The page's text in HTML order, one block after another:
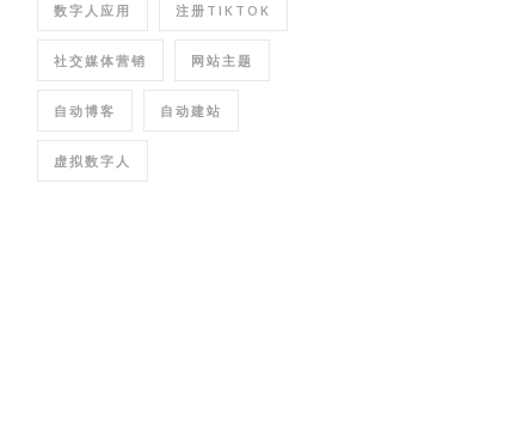
数字人应用 注册TIKTOK
社交媒体营销 网站主题
自动博客 自动建站
虚拟数字人